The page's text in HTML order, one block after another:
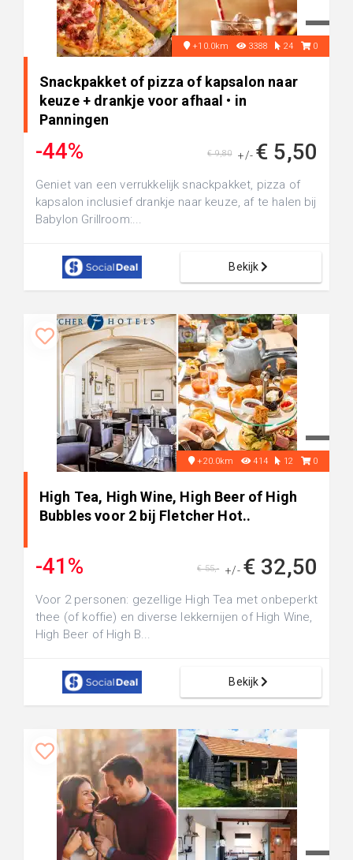
+10.0km 3388 24 0
Snackpakket of pizza of kapsalon naar
keuze + drankje voor afhaal • in
Panningen
-44% +/- € 5,50
€ 9,80
Geniet van een verrukkelijk snackpakket, pizza of
kapsalon inclusief drankje naar keuze, af te halen bij
Babylon Grillroom:...
Bekijk
+20.0km 414 12 0
High Tea, High Wine, High Beer of High
Bubbles voor 2 bij Fletcher Hot..
-41% +/- € 32,50
€ 55,-
Voor 2 personen: gezellige High Tea met onbeperkt
thee (of koffie) en diverse lekkernijen of High Wine,
High Beer of High B...
Bekijk